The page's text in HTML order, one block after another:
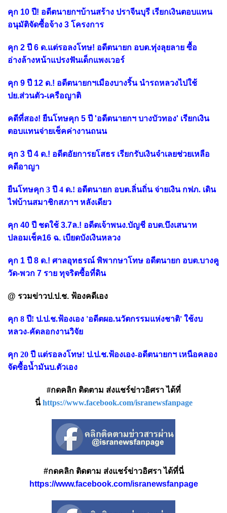
คุก 10 ปี! อดีตนายกฯบ้านสร้าง ปราจีนบุรี เรียกเงินตอบแทน
อนุมัติจัดซื้อจ้าง 3 โครงการ
คุก 2 ปี 6 ด.แต่รอลงโทษ! อดีตนายก อบต.ทุ่งลุยลาย ซื้อ
อ่างล้างหน้าแปรงฟันเด็กแพงเวอร์
คุก 9 ปี 12 ด.! อดีตนายกฯเมืองบางริ้น นำรถหลวงไปใช้
ปย.ส่วนตัว-เครือญาติ
คดีที่สอง! ยืนโทษคุก 5 ปี 'อดีตนายกฯ บางบัวทอง' เรียกเงิน
ตอบแทนจ่ายเช็คค่างานถนน
คุก 3 ปี 4 ด.! อดีตอัยการยโสธร เรียกรับเงินจำเลยช่วยเหลือ
คดีอาญา
ยืนโทษคุก 3 ปี 4 ด.! อดีตนายก อบต.ลิ่นถิ่น จ่ายเงิน กฟภ. เดิน
ไฟบ้านสมาชิกสภาฯ หลังเดียว
คุก 40 ปี ชดใช้ 3.7ล.! อดีตเจ้าพนง.บัญชี อบต.บึงเสนาท
ปลอมเช็ค16 ฉ. เบียดบังเงินหลวง
คุก 1 ปี 8 ด.! ศาลอุทธรณ์ พิพากษาโทษ อดีตนายก อบต.บางคู
วัด-พวก 7 ราย ทุจริตซื้อที่ดิน
@ รวมข่าวป.ป.ช. ฟ้องคดีเอง
คุก 8 ปี! ป.ป.ช.ฟ้องเอง 'อดีตผอ.นวัตกรรมแห่งชาติ' ใช้งบ
หลวง-คัดลอกงานวิจัย
คุก 20 ปี แต่รอลงโทษ! ป.ป.ช.ฟ้องเอง-อดีตนายกฯ เหนือคลอง
จัดซื้อน้ำมันบ.ตัวเอง
#กดคลิก ติดตาม ส่งแชร์ข่าวอิศรา ได้ที่
นี่ https://www.facebook.com/isranewsfanpage
#กดคลิก ติดตาม ส่งแชร์ข่าวอิศรา ได้ที่นี่
https://www.facebook.com/isranewsfanpage